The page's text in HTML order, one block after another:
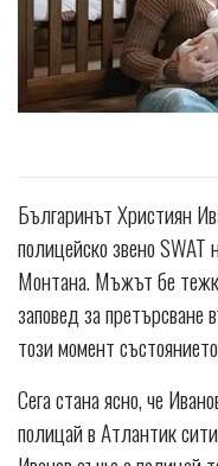
Българинът Християн
полицейско звено
Монтана. Мъжът бе
заповед за
този момент
Сега стана ясно, че
полицай в Атлантик